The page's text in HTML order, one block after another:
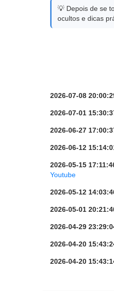
💡 Depois de se
ocultos e dicas
2026-07-08
2026-07-01
2026-06-27
2026-06-12
2026-05-15
Youtube
2026-05-12
2026-05-01
2026-04-29
2026-04-20
2026-04-20